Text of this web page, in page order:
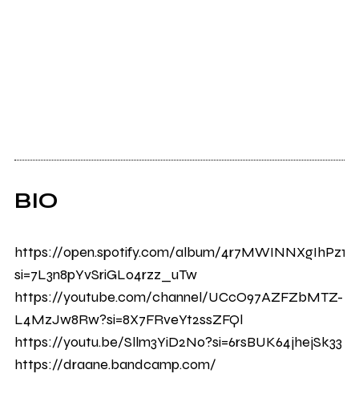
BIO
https://open.spotify.com/album/
si=7L3n8pYvSriGL04rzz_uTw
https://youtube.com/channel/UCcO97AZFZbMTZ-
L4MzJw8Rw?si=8X7FRveYt2ssZFQl
https://youtu.be/Sllm3YiD2No?si=6rsBUK64jhejSk33
https://draane.bandcamp.com/